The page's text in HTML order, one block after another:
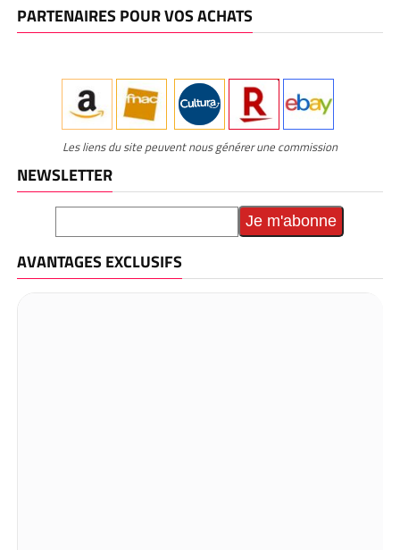
PARTENAIRES POUR VOS ACHATS
Les liens du site peuvent nous générer une commission
NEWSLETTER
AVANTAGES EXCLUSIFS